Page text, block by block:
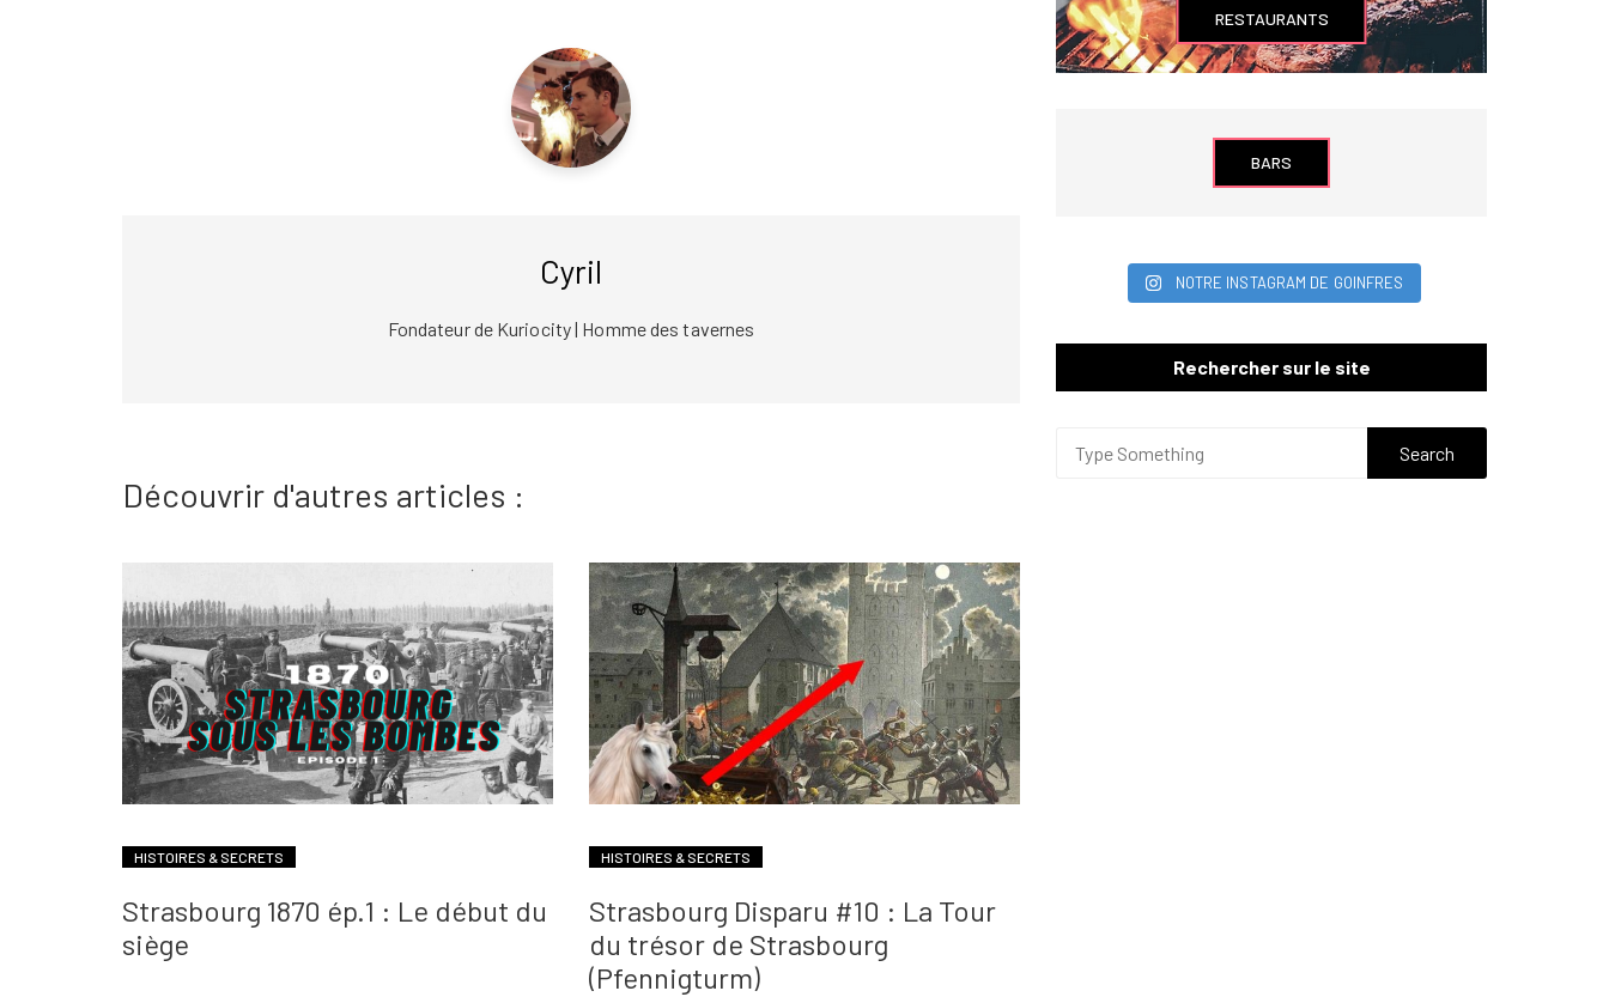
Cyril
Fondateur de Kuriocity | Homme des tavernes
Découvrir d'autres articles :
HISTOIRES & SECRETS
Strasbourg 1870 ép.1 : Le début du
siège
HISTOIRES & SECRETS
Strasbourg Disparu #10 : La Tour
du trésor de Strasbourg
(Pfennigturm)
RESTAURANTS
BARS
NOTRE INSTAGRAM DE GOINFRES
Rechercher sur le site